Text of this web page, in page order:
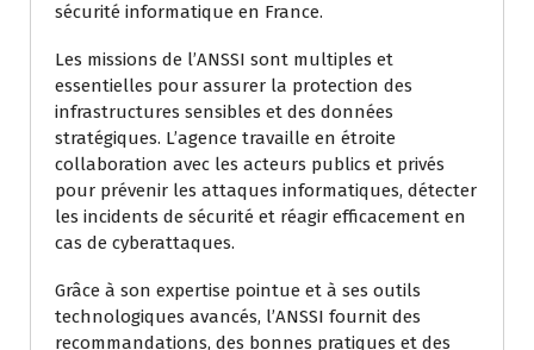
sécurité informatique en France.
Les missions de l’ANSSI sont multiples et
essentielles pour assurer la protection des
infrastructures sensibles et des données
stratégiques. L’agence travaille en étroite
collaboration avec les acteurs publics et privés
pour prévenir les attaques informatiques, détecter
les incidents de sécurité et réagir efficacement en
cas de cyberattaques.
Grâce à son expertise pointue et à ses outils
technologiques avancés, l’ANSSI fournit des
recommandations, des bonnes pratiques et des